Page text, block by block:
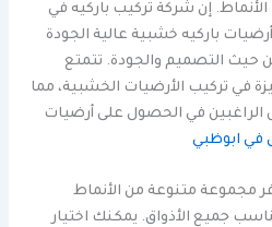
إن شركة تركيب باركيه في
باركيه خشبية عالية الجودة
حيث التصميم والجودة. تتمتع
في تركيب الأرضيات الخشبية، مما
الراغبين في الحصول على أرضيات
في ابوظبي
مجموعة متنوعة من الأنماط
جميع الأذواق. يمكنك اختيار